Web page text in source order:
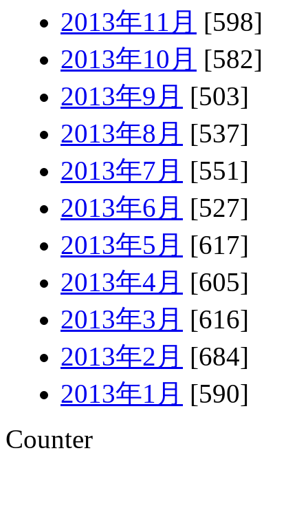
2013年11月 [598]
2013年10月 [582]
2013年9月 [503]
2013年8月 [537]
2013年7月 [551]
2013年6月 [527]
2013年5月 [617]
2013年4月 [605]
2013年3月 [616]
2013年2月 [684]
2013年1月 [590]
Counter